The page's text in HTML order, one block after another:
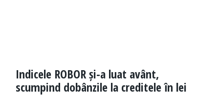
Indicele ROBOR și-a luat avânt,
scumpind dobânzile la creditele în lei